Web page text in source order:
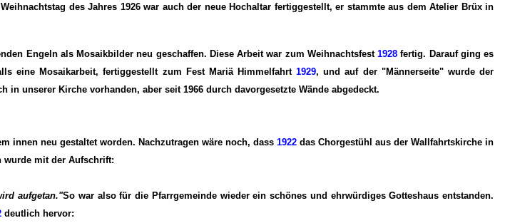
des Jahres 1926 war auch der neue Hochaltar fertiggestellt, er stammte aus dem Atelier Brüx in
Engeln als Mosaikbilder neu geschaffen. Diese Arbeit war zum Weihnachtsfest 1928 fertig. Darauf ging es
eine Mosaikarbeit, fertiggestellt zum Fest Mariä Himmelfahrt1929, und auf der "Männerseite" wurde der
unserer Kirche vorhanden, aber seit 1966 durch davorgesetzte Wände abgedeckt.
innen neu gestaltet worden. Nachzutragen wäre noch, dass 1922 das Chorgestühl aus der Wallfahrtskirche in
wurde mit der Aufschrift:
aufgetan."So war also für die Pfarrgemeinde wieder ein schönes und ehrwürdiges Gotteshaus entstanden.
deutlich hervor: